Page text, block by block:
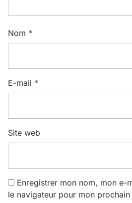
Nom *
E-mail *
Site web
Enregistrer mon nom, mon e-
le navigateur pour mon